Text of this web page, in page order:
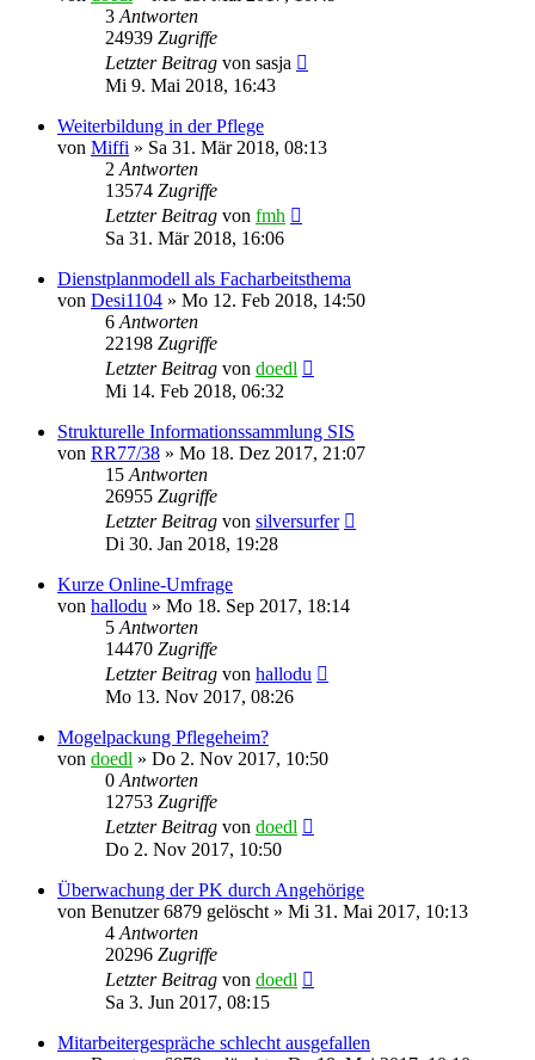
3 Antworten
24939 Zugriffe
Letzter Beitrag von sasja
Mi 9. Mai 2018, 16:43
Weiterbildung in der Pflege
von Miffi » Sa 31. Mär 2018, 08:13
2 Antworten
13574 Zugriffe
Letzter Beitrag von fmh
Sa 31. Mär 2018, 16:06
Dienstplanmodell als Facharbeitsthema
von Desi1104 » Mo 12. Feb 2018, 14:50
6 Antworten
22198 Zugriffe
Letzter Beitrag von doedl
Mi 14. Feb 2018, 06:32
Strukturelle Informationssammlung SIS
von RR77/38 » Mo 18. Dez 2017, 21:07
15 Antworten
26955 Zugriffe
Letzter Beitrag von silversurfer
Di 30. Jan 2018, 19:28
Kurze Online-Umfrage
von hallodu » Mo 18. Sep 2017, 18:14
5 Antworten
14470 Zugriffe
Letzter Beitrag von hallodu
Mo 13. Nov 2017, 08:26
Mogelpackung Pflegeheim?
von doedl » Do 2. Nov 2017, 10:50
0 Antworten
12753 Zugriffe
Letzter Beitrag von doedl
Do 2. Nov 2017, 10:50
Überwachung der PK durch Angehörige
von Benutzer 6879 gelöscht » Mi 31. Mai 2017, 10:13
4 Antworten
20296 Zugriffe
Letzter Beitrag von doedl
Sa 3. Jun 2017, 08:15
Mitarbeitergespräche schlecht ausgefallen